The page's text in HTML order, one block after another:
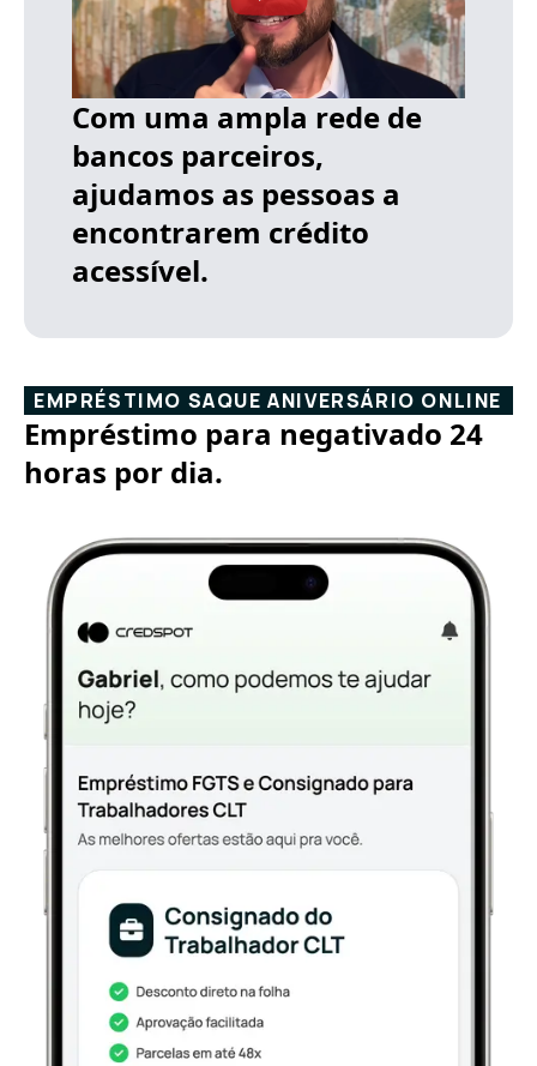
Com uma ampla rede de
bancos parceiros,
ajudamos as pessoas a
encontrarem crédito
acessível.
EMPRÉSTIMO SAQUE ANIVERSÁRIO ONLINE
Empréstimo para negativado 24
horas por dia.